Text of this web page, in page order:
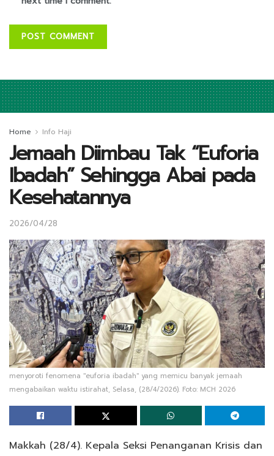
Home Info Haji
Jemaah Diimbau Tak “Euforia
Ibadah” Sehingga Abai pada
Kesehatannya
2026/04/28
menyoroti fenomena "euforia ibadah" yang memicu banyak jemaah
mengabaikan waktu istirahat, Selasa, (28/4/2026). Foto: MCH 2026
Makkah (28/4). Kepala Seksi Penanganan Krisis dan